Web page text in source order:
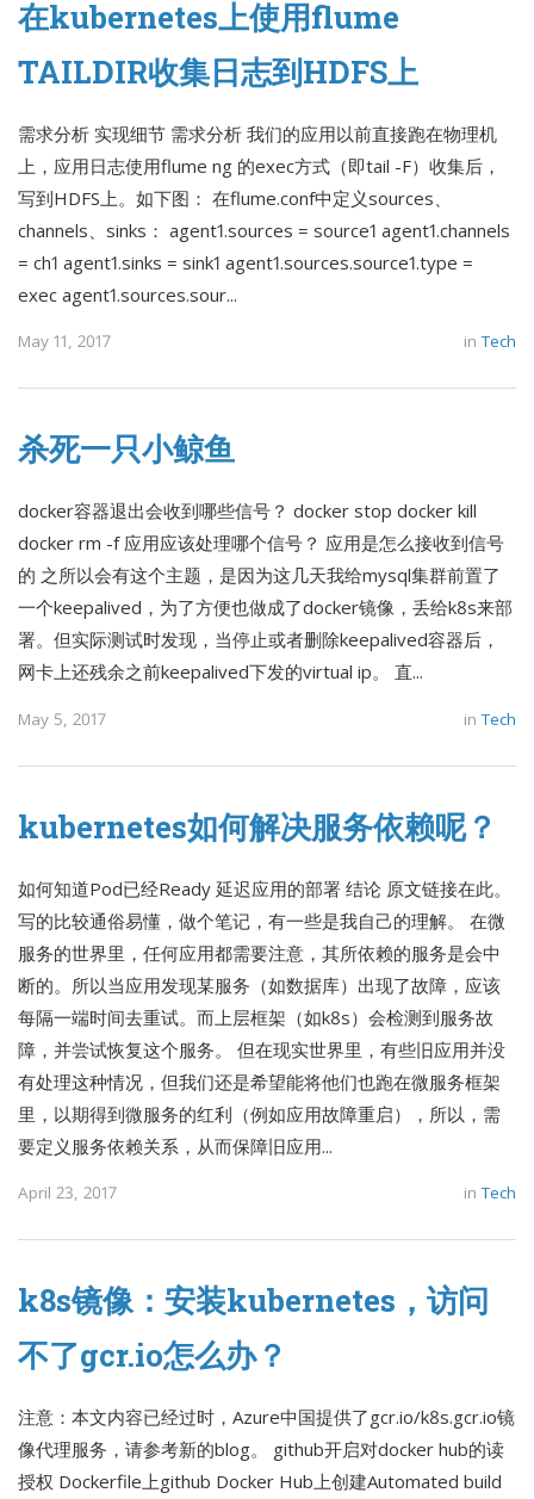
在kubernetes上使用flume
TAILDIR收集日志到HDFS上
需求分析 实现细节 需求分析 我们的应用以前直接跑在物理机
上，应用日志使用flume ng 的exec方式（即tail -F）收集后，
写到HDFS上。如下图： 在flume.conf中定义sources、
channels、sinks： agent1.sources = source1 agent1.channels
= ch1 agent1.sinks = sink1 agent1.sources.source1.type =
exec agent1.sources.sour...
May 11, 2017 inTech
杀死一只小鲸鱼
docker容器退出会收到哪些信号？ docker stop docker kill
docker rm -f 应用应该处理哪个信号？ 应用是怎么接收到信号
的 之所以会有这个主题，是因为这几天我给mysql集群前置了
一个keepalived，为了方便也做成了docker镜像，丢给k8s来部
署。但实际测试时发现，当停止或者删除keepalived容器后，
网卡上还残余之前keepalived下发的virtual ip。 直...
May 5, 2017 inTech
kubernetes如何解决服务依赖呢？
如何知道Pod已经Ready 延迟应用的部署 结论 原文链接在此。
写的比较通俗易懂，做个笔记，有一些是我自己的理解。 在微
服务的世界里，任何应用都需要注意，其所依赖的服务是会中
断的。所以当应用发现某服务（如数据库）出现了故障，应该
每隔一端时间去重试。而上层框架（如k8s）会检测到服务故
障，并尝试恢复这个服务。 但在现实世界里，有些旧应用并没
有处理这种情况，但我们还是希望能将他们也跑在微服务框架
里，以期得到微服务的红利（例如应用故障重启），所以，需
要定义服务依赖关系，从而保障旧应用...
April 23, 2017 inTech
k8s镜像：安装kubernetes，访问
不了gcr.io怎么办？
注意：本文内容已经过时，Azure中国提供了gcr.io/k8s.gcr.io镜
像代理服务，请参考新的blog。 github开启对docker hub的读
授权 Dockerfile上github Docker Hub上创建Automated build